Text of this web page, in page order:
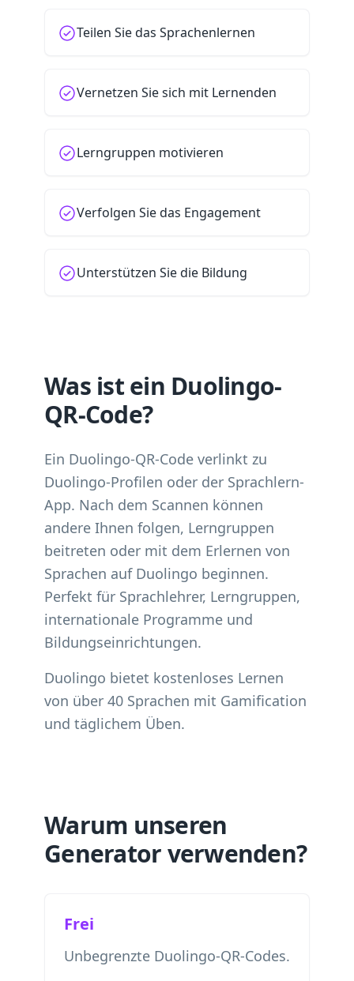
Teilen Sie das Sprachenlernen
Vernetzen Sie sich mit Lernenden
Lerngruppen motivieren
Verfolgen Sie das Engagement
Unterstützen Sie die Bildung
Was ist ein Duolingo-
QR-Code?
Ein Duolingo-QR-Code verlinkt zu
Duolingo-Profilen oder der Sprachlern-
App. Nach dem Scannen können
andere Ihnen folgen, Lerngruppen
beitreten oder mit dem Erlernen von
Sprachen auf Duolingo beginnen.
Perfekt für Sprachlehrer, Lerngruppen,
internationale Programme und
Bildungseinrichtungen.
Duolingo bietet kostenloses Lernen
von über 40 Sprachen mit Gamification
und täglichem Üben.
Warum unseren
Generator verwenden?
Frei
Unbegrenzte Duolingo-QR-Codes.